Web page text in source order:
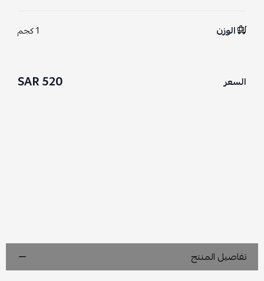
الوزن 1 كجم
السعر 520 SAR
تفاصيل المنتج